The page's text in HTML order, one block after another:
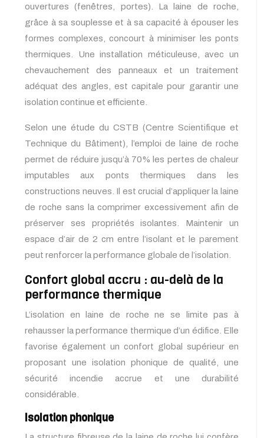
ouvertures (fenêtres, portes). La laine de roche,
grâce à sa souplesse et à sa capacité à épouser les
formes complexes, concourt à minimiser les ponts
thermiques. Une installation méticuleuse, avec un
chevauchement des panneaux et un traitement
adéquat des angles, est capitale pour garantir une
isolation continue et efficiente.
Selon une étude du CSTB (Centre Scientifique et
Technique du Bâtiment), l’emploi de laine de roche
permet de réduire jusqu’à 70% les pertes de chaleur
imputables aux ponts thermiques dans les
constructions neuves. Il est crucial d’appliquer la laine
de roche sans la comprimer excessivement afin de
préserver ses propriétés isolantes. Maintenir un
espace d’air de 2 cm entre l’isolant et le parement
peut renforcer la performance globale de l’isolation.
Confort global accru : au-delà de la
performance thermique
L’isolation en laine de roche ne se limite pas à
rehausser la performance thermique d’un édifice. Elle
favorise également un confort global supérieur en
proposant une isolation phonique de qualité, une
sécurité incendie accrue et une durabilité
considérable.
Isolation phonique